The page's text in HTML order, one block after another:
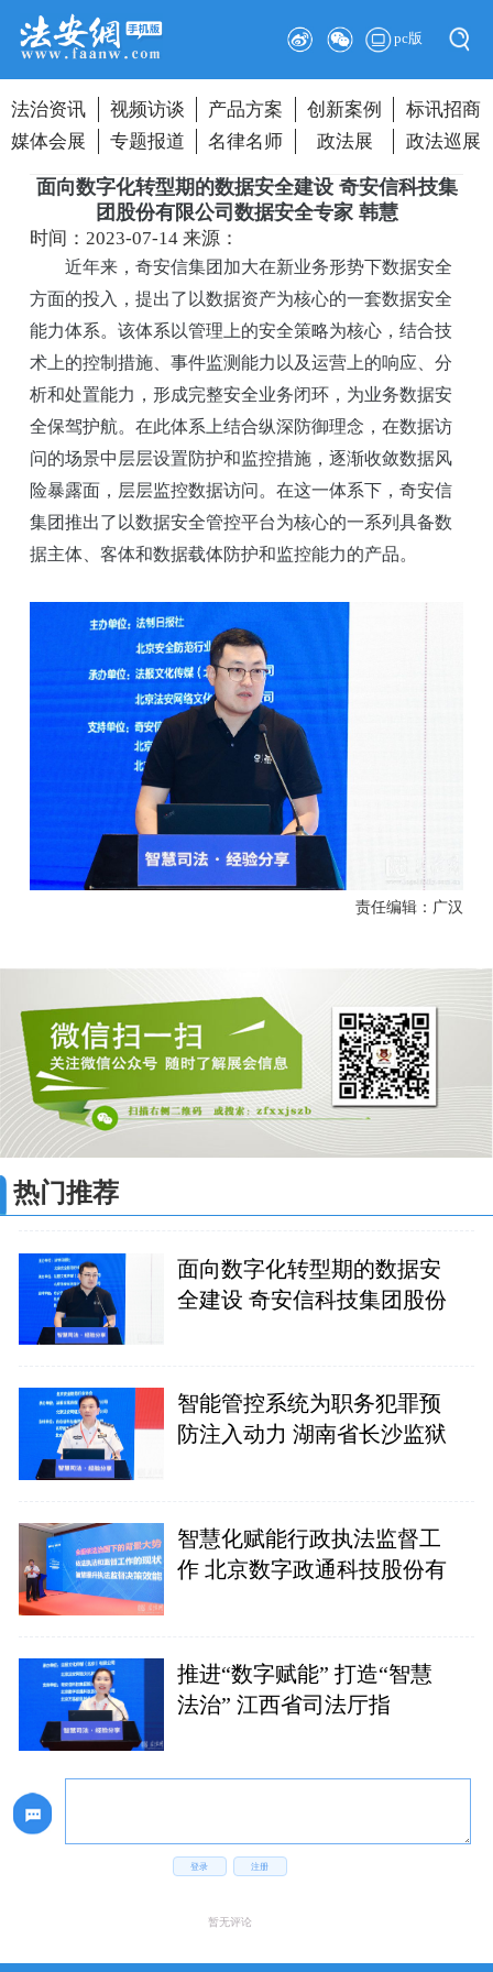
pc版
法治资讯 视频访谈 产品方案 创新案例
标讯招商
媒体会展
专题报道 名律名师 政法展 政法巡展
面向数字化转型期的数据安全建设 奇安信科技集
团股份有限公司数据安全专家 韩慧
时间：2023-07-14来源：
近年来，奇安信集团加大在新业务形势下数据安全
方面的投入，提出了以数据资产为核心的一套数据安全
能力体系。该体系以管理上的安全策略为核心，结合技
术上的控制措施、事件监测能力以及运营上的响应、分
析和处置能力，形成完整安全业务闭环，为业务数据安
全保驾护航。在此体系上结合纵深防御理念，在数据访
问的场景中层层设置防护和监控措施，逐渐收敛数据风
险暴露面，层层监控数据访问。在这一体系下，奇安信
集团推出了以数据安全管控平台为核心的一系列具备数
据主体、客体和数据载体防护和监控能力的产品。
责任编辑：广汉
热门推荐
面向数字化转型期的数据安
全建设 奇安信科技集团股份
智能管控系统为职务犯罪预
防注入动力 湖南省长沙监狱
智慧化赋能行政执法监督工
作 北京数字政通科技股份有
推进“数字赋能” 打造“智慧
法治” 江西省司法厅指
登录 注册
暂无评论